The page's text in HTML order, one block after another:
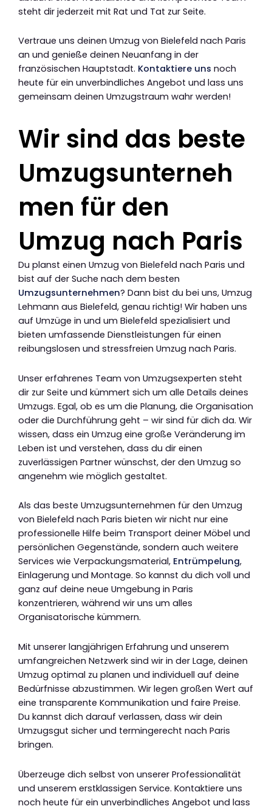
steht dir jederzeit mit Rat und Tat zur Seite.
Vertraue uns deinen Umzug von Bielefeld nach Paris
an und genieße deinen Neuanfang in der
französischen Hauptstadt. Kontaktiere uns noch
heute für ein unverbindliches Angebot und lass uns
gemeinsam deinen Umzugstraum wahr werden!
Wir sind das beste
Umzugsunterneh
men für den
Umzug nach Paris
Du planst einen Umzug von Bielefeld nach Paris und
bist auf der Suche nach dem besten
Umzugsunternehmen? Dann bist du bei uns, Umzug
Lehmann aus Bielefeld, genau richtig! Wir haben uns
auf Umzüge in und um Bielefeld spezialisiert und
bieten umfassende Dienstleistungen für einen
reibungslosen und stressfreien Umzug nach Paris.
Unser erfahrenes Team von Umzugsexperten steht
dir zur Seite und kümmert sich um alle Details deines
Umzugs. Egal, ob es um die Planung, die Organisation
oder die Durchführung geht – wir sind für dich da. Wir
wissen, dass ein Umzug eine große Veränderung im
Leben ist und verstehen, dass du dir einen
zuverlässigen Partner wünschst, der den Umzug so
angenehm wie möglich gestaltet.
Als das beste Umzugsunternehmen für den Umzug
von Bielefeld nach Paris bieten wir nicht nur eine
professionelle Hilfe beim Transport deiner Möbel und
persönlichen Gegenstände, sondern auch weitere
Services wie Verpackungsmaterial, Entrümpelung,
Einlagerung und Montage. So kannst du dich voll und
ganz auf deine neue Umgebung in Paris
konzentrieren, während wir uns um alles
Organisatorische kümmern.
Mit unserer langjährigen Erfahrung und unserem
umfangreichen Netzwerk sind wir in der Lage, deinen
Umzug optimal zu planen und individuell auf deine
Bedürfnisse abzustimmen. Wir legen großen Wert auf
eine transparente Kommunikation und faire Preise.
Du kannst dich darauf verlassen, dass wir dein
Umzugsgut sicher und termingerecht nach Paris
bringen.
Überzeuge dich selbst von unserer Professionalität
und unserem erstklassigen Service. Kontaktiere uns
noch heute für ein unverbindliches Angebot und lass